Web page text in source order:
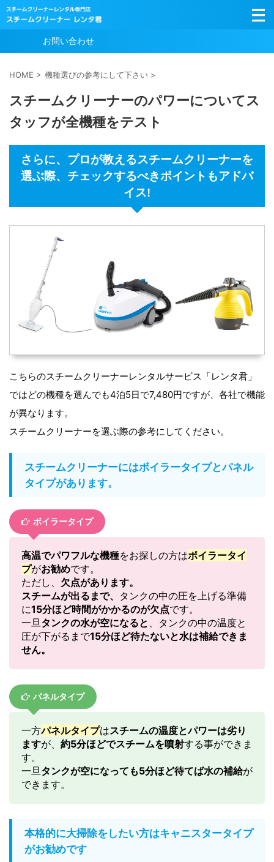
お問い合わせ
HOME > 機種選びの参考にして下さい >
スチームクリーナーのパワーについてス
タッフが全機種をテスト
さらに、プロが教えるスチームクリーナーを
選ぶ際、チェックするべきポイントもアドバ
イス!
こちらのスチームクリーナーレンタルサービス「レンタ君」
ではどの機種を選んでも4泊5日で7,480円ですが、各社で機能
が異なります。
スチームクリーナーを選ぶ際の参考にしてください。
スチームクリーナーにはボイラータイプとパネル
タイプがあります。
ボイラータイプ
高温でパワフルな機種をお探しの方はボイラータイ
プがお勧めです。
ただし、 欠点があります。
スチームが出るまで、 タンクの中の圧を上げる準備
に15分ほど時間がかかるのが欠点です。
一旦タンクの水が空になると 、タンクの中の温度と
圧が下がるまで15分ほど待たないと水は補給できま
せん。
パネルタイプ
一方パネルタイプはスチームの温度とパワーは劣り
ますが、 約5分ほどでスチームを噴射する事ができま
す。
一旦タンクが空になっても5分ほど待てば水の補給が
できます。
本格的に大掃除をしたい方はキャニスタータイプ
がお勧めです